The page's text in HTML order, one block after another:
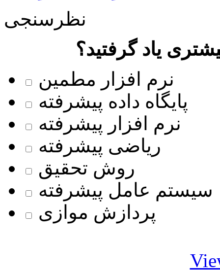
نظرسنجی
یاد گرفتید؟
نرم افزار مطمین
پایگاه داده پیشرفته
نرم افزار پیشرفته
ریاضی پیشرفته
روش تحقیق
سیستم عامل پیشرفته
پردازش موازی